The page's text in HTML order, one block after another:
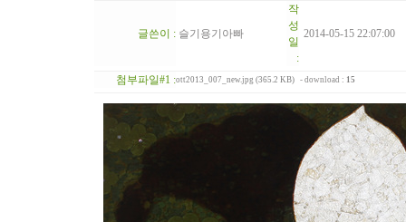
글쓴이 : 슬기용기아빠
작
성
일
:
2014-05-15 22:07:00
첨부파일#1 :ott2013_007_new.jpg (365.2 KB) - download : 15